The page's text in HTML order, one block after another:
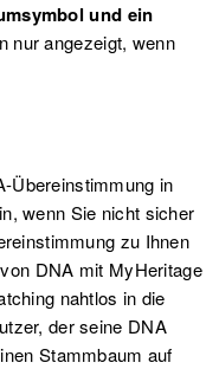
und ein
nur angezeigt, wenn
Übereinstimmung in
wenn Sie nicht sicher
zu Ihnen
DNA mit MyHeritage
nahtlos in die
der seine DNA
Stammbaum auf